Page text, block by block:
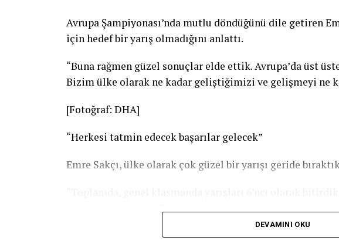
Avrupa Şampiyonası’nda mutlu döndüğünü dile getiren
için hedef bir yarış olmadığını anlattı.
“Buna rağmen güzel sonuçlar elde ettik. Avrupa’da üst
Bizim ülke olarak ne kadar geliştiğimizi ve gelişmeyi ne
[Fotoğraf: DHA]
“Herkesi tatmin edecek başarılar gelecek”
Emre Sakçı, ülke olarak çok güzel bir yarışı geride
çalışmalarımız tam gaz devam ediyor, hiç ara
heyecanlıyız. Elimizden gelen en iyi performansı
DEVAMINI OKU